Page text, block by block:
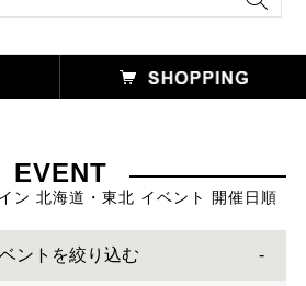
EVENT
ン 北海道・東北 イベント 開催日順
ントを絞り込む